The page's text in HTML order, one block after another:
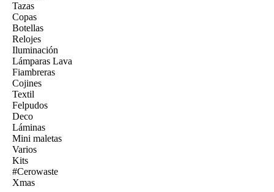
Tazas
Copas
Botellas
Relojes
Iluminación
Lámparas Lava
Fiambreras
Cojines
Textil
Felpudos
Deco
Láminas
Mini maletas
Varios
Kits
#Cerowaste
Xmas